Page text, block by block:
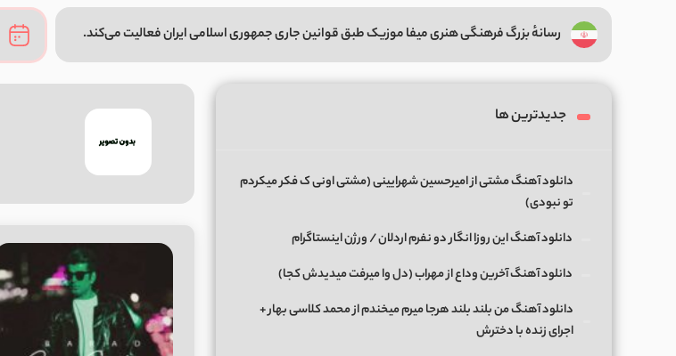
رسانهٔ بزرگ فرهنگی هنری میفا موزیک طبق قوانین جاری جمهوری اسلامی ایران فعالیت می‌کند.
جدیدترین ها
دانلود آهنگ مشتی از امیرحسین شهرایینی (مشتی اونی ک فکر میکردم
تو نبودی)
دانلود آهنگ این روزا انگار دو نفرم اردلان / ورژن اینستاگرام
دانلود آهنگ آخرین وداع از مهراب (دل وا میرفت میدیدش کجا)
دانلود آهنگ من بلند بلند هرجا میرم میخندم از محمد کلاسی بهار +
اجرای زنده با دخترش